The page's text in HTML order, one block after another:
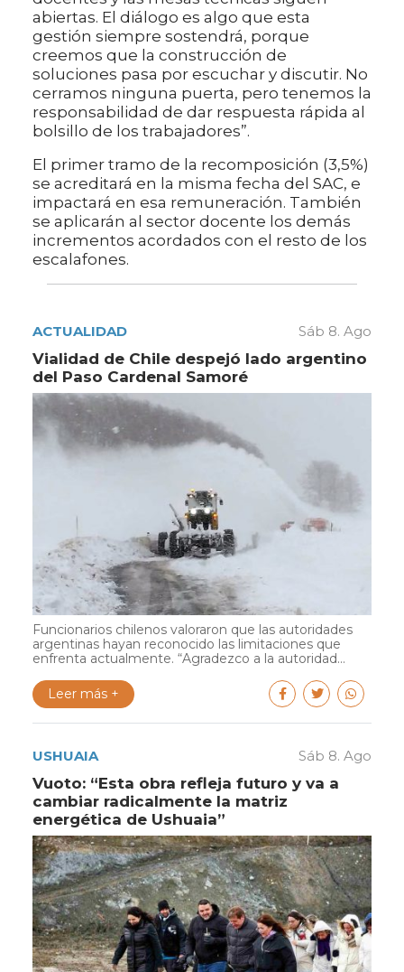
abiertas. El diálogo es algo que esta
gestión siempre sostendrá, porque
creemos que la construcción de
soluciones pasa por escuchar y discutir. No
cerramos ninguna puerta, pero tenemos la
responsabilidad de dar respuesta rápida al
bolsillo de los trabajadores”.
El primer tramo de la recomposición (3,5%)
se acreditará en la misma fecha del SAC, e
impactará en esa remuneración. También
se aplicarán al sector docente los demás
incrementos acordados con el resto de los
escalafones.
ACTUALIDAD Sáb 8. Ago
Vialidad de Chile despejó lado argentino
del Paso Cardenal Samoré
Funcionarios chilenos valoraron que las autoridades
argentinas hayan reconocido las limitaciones que
enfrenta actualmente. “Agradezco a la autoridad...
Leer más +
USHUAIA Sáb 8. Ago
Vuoto: “Esta obra refleja futuro y va a
cambiar radicalmente la matriz
energética de Ushuaia”